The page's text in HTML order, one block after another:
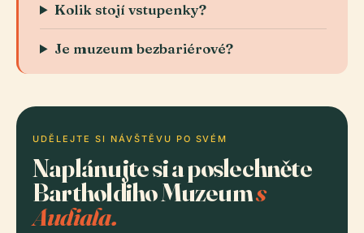
Kolik stojí vstupenky?
Je muzeum bezbariérové?
UDĚLEJTE SI NÁVŠTĚVU PO SVÉM
Naplánujte si a poslechněte
Bartholdiho Muzeums
Audiala.